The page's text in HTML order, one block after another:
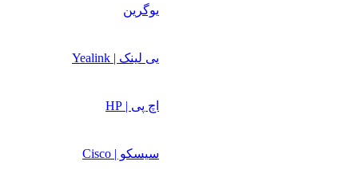
یوگرین
یی لینک | Yealink
اچ پی | HP
سیسکو | Cisco